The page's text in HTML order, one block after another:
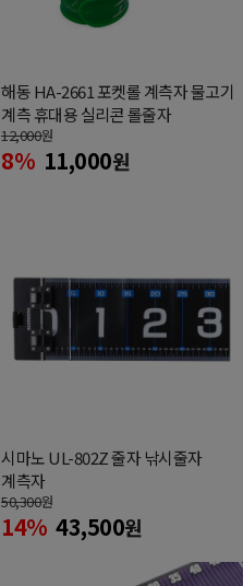
해동 HA-2661 포켓롤 계측자 물고기
계측 휴대용 실리콘 롤줄자
12,000원
8% 11,000원
시마노 UL-802Z 줄자 낚시줄자
계측자
50,300원
14% 43,500원